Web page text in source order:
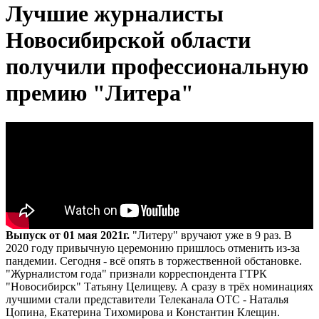
Лучшие журналисты
Новосибирской области
получили профессиональную
премию "Литера"
Выпуск от 01 мая 2021г. "Литеру" вручают уже в 9 раз. В
2020 году привычную церемонию пришлось отменить из-за
пандемии. Сегодня - всё опять в торжественной обстановке.
"Журналистом года" признали корреспондента ГТРК
"Новосибирск" Татьяну Целищеву. А сразу в трёх номинациях
лучшими стали представители Телеканала ОТС - Наталья
Цопина, Екатерина Тихомирова и Константин Клещин.